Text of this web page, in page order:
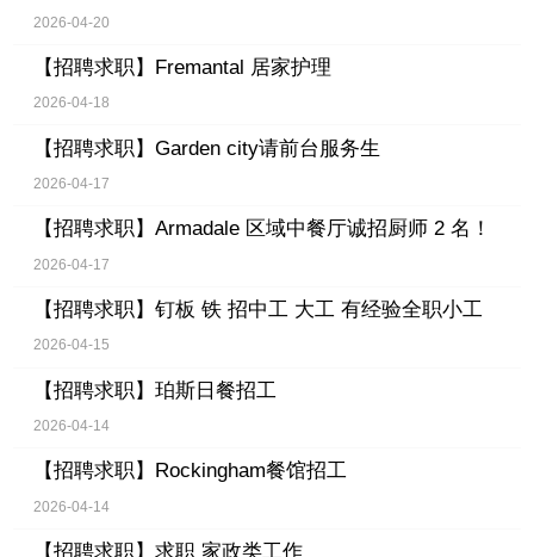
2026-04-20
【招聘求职】 Fremantal 居家护理
2026-04-18
【招聘求职】 Garden city请前台服务生
2026-04-17
【招聘求职】 Armadale 区域中餐厅诚招厨师 2 名！
2026-04-17
【招聘求职】 钉板 铁 招中工 大工 有经验全职小工
2026-04-15
【招聘求职】 珀斯日餐招工
2026-04-14
【招聘求职】 Rockingham餐馆招工
2026-04-14
【招聘求职】 求职 家政类工作